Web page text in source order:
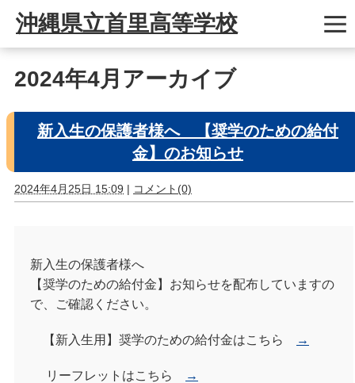
沖縄県立首里高等学校
2024年4月アーカイブ
新入生の保護者様へ 【奨学のための給付
金】のお知らせ
2024年4月25日 15:09 | コメント(0)
新入生の保護者様へ
【奨学のための給付金】お知らせを配布していますの
で、ご確認ください。
【新入生用】奨学のための給付金はこちら →
リーフレットはこちら →